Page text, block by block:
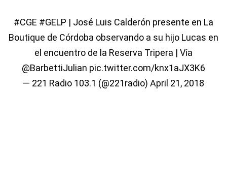
#CGE #GELP | José Luis Calderón presente en La
Boutique de Córdoba observando a su hijo Lucas en
el encuentro de la Reserva Tripera | Vía
@BarbettiJulian pic.twitter.com/knx1aJX3K6
— 221 Radio 103.1 (@221radio) April 21, 2018